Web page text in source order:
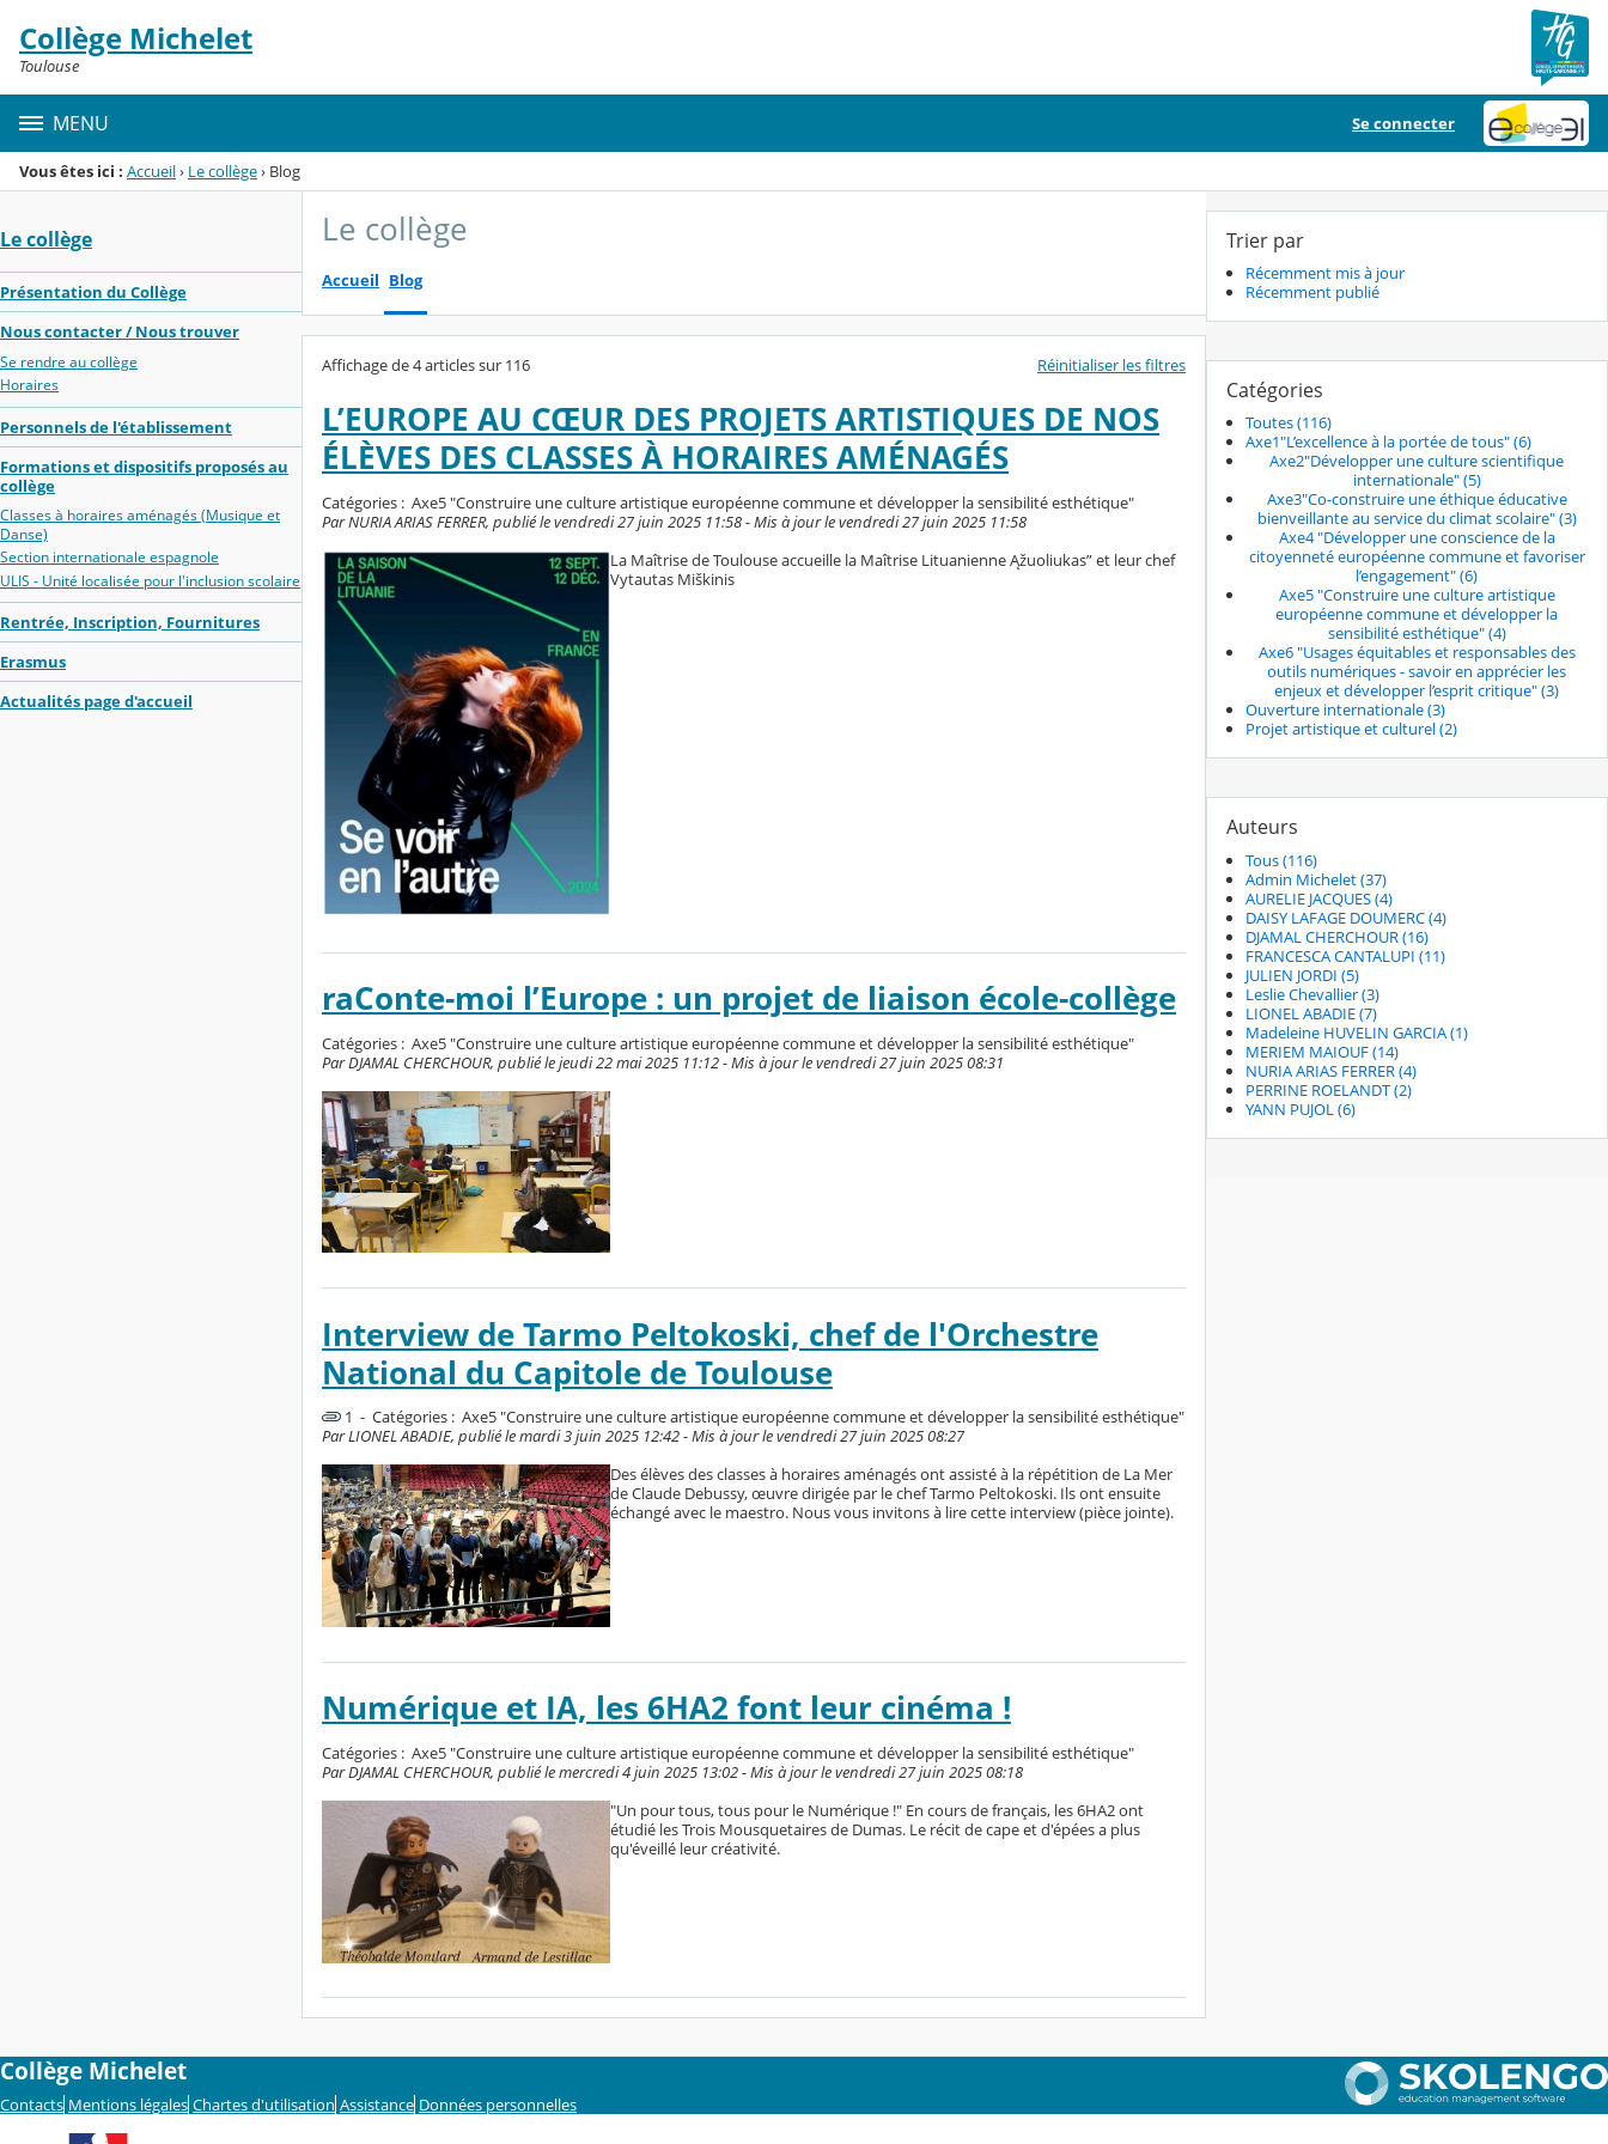
Menu de la rubrique
Contenu
Collège Michelet
Toulouse
MENU Se connecter
Vous êtes ici : Accueil› Le collège› Blog
Le collège
Présentation du Collège
Nous contacter / Nous trouver
Se rendre au collège
Horaires
Personnels de l'établissement
Formations et dispositifs proposés au
collège
Classes à horaires aménagés (Musique et
Danse)
Section internationale espagnole
ULIS - Unité localisée pour l'inclusion scolaire
Rentrée, Inscription, Fournitures
Erasmus
Actualités page d'accueil
Le collège
Accueil Blog
Affichage de 4 articles sur 116 Réinitialiser les filtres
L’EUROPE AU CŒUR DES PROJETS ARTISTIQUES DE NOS
ÉLÈVES DES CLASSES À HORAIRES AMÉNAGÉS
Catégories : Axe5 "Construire une culture artistique européenne commune et développer la sensibilité esthétique"
Par NURIA ARIAS FERRER, publié le vendredi 27 juin 2025 11:58 - Mis à jour le vendredi 27 juin 2025 11:58
La Maîtrise de Toulouse accueille la Maîtrise Lituanienne Ąžuoliukas” et leur chef
Vytautas Miškinis
raConte-moi l’Europe : un projet de liaison école-collège
Catégories : Axe5 "Construire une culture artistique européenne commune et développer la sensibilité esthétique"
Par DJAMAL CHERCHOUR, publié le jeudi 22 mai 2025 11:12 - Mis à jour le vendredi 27 juin 2025 08:31
Interview de Tarmo Peltokoski, chef de l'Orchestre
National du Capitole de Toulouse
1 - Catégories : Axe5 "Construire une culture artistique européenne commune et développer la sensibilité esthétique"
Par LIONEL ABADIE, publié le mardi 3 juin 2025 12:42 - Mis à jour le vendredi 27 juin 2025 08:27
Des élèves des classes à horaires aménagés ont assisté à la répétition de La Mer
de Claude Debussy, œuvre dirigée par le chef Tarmo Peltokoski. Ils ont ensuite
échangé avec le maestro. Nous vous invitons à lire cette interview (pièce jointe).
Numérique et IA, les 6HA2 font leur cinéma !
Catégories : Axe5 "Construire une culture artistique européenne commune et développer la sensibilité esthétique"
Par DJAMAL CHERCHOUR, publié le mercredi 4 juin 2025 13:02 - Mis à jour le vendredi 27 juin 2025 08:18
"Un pour tous, tous pour le Numérique !" En cours de français, les 6HA2 ont
étudié les Trois Mousquetaires de Dumas. Le récit de cape et d'épées a plus
qu'éveillé leur créativité.
Trier par
Récemment mis à jour
Récemment publié
Catégories
Toutes (116)
Axe1"L’excellence à la portée de tous" (6)
Axe2"Développer une culture scientifique
internationale" (5)
Axe3"Co-construire une éthique éducative
bienveillante au service du climat scolaire" (3)
Axe4 "Développer une conscience de la
citoyenneté européenne commune et favoriser
l’engagement" (6)
Axe5 "Construire une culture artistique
européenne commune et développer la
sensibilité esthétique" (4)
Axe6 "Usages équitables et responsables des
outils numériques - savoir en apprécier les
enjeux et développer l’esprit critique" (3)
Ouverture internationale (3)
Projet artistique et culturel (2)
Auteurs
Tous (116)
Admin Michelet (37)
AURELIE JACQUES (4)
DAISY LAFAGE DOUMERC (4)
DJAMAL CHERCHOUR (16)
FRANCESCA CANTALUPI (11)
JULIEN JORDI (5)
Leslie Chevallier (3)
LIONEL ABADIE (7)
Madeleine HUVELIN GARCIA (1)
MERIEM MAIOUF (14)
NURIA ARIAS FERRER (4)
PERRINE ROELANDT (2)
YANN PUJOL (6)
Collège Michelet
Contacts Mentions légales Chartes d'utilisation Assistance Données personnelles